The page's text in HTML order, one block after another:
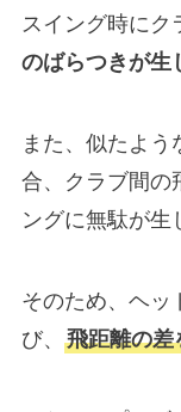
スイング時にク
のばらつきが生
また、似たよ
合、クラブ間の
ングに無駄が生
そのため、ヘッ
び、 飛距離の差